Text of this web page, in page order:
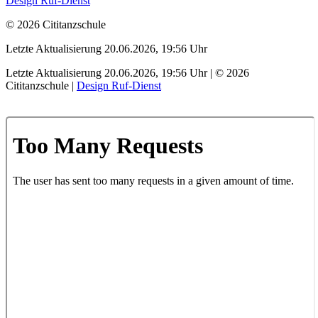
© 2026 Cititanzschule
Letzte Aktualisierung 20.06.2026, 19:56 Uhr
Letzte Aktualisierung 20.06.2026, 19:56 Uhr | © 2026
Cititanzschule | Design Ruf-Dienst